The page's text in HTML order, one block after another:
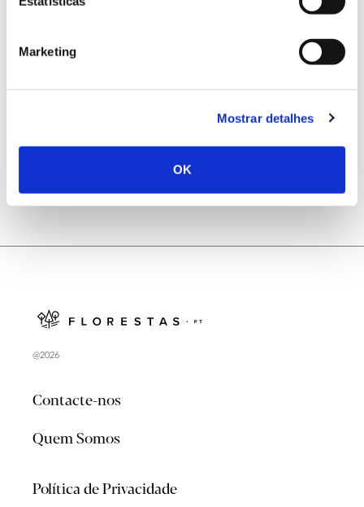
Marketing
Mostrar detalhes
OK
25.06.2026
Natureza e florestas procuram jovens voluntários
@2026
Contacte-nos
Quem Somos
Política de Privacidade